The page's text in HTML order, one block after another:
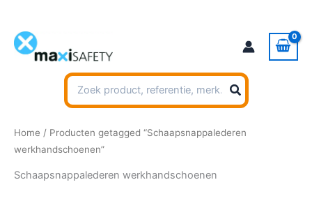
inhoud
Zoeken
naar:
Home / Producten getagged “Schaapsnappalederen
werkhandschoenen”
Schaapsnappalederen werkhandschoenen